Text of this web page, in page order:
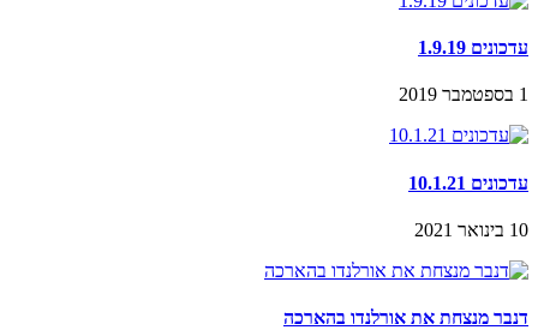
עדכונים 1.9.19
1 בספטמבר 2019
עדכונים 10.1.21
10 בינואר 2021
דנבר מנצחת את אורלנדו בהארכה